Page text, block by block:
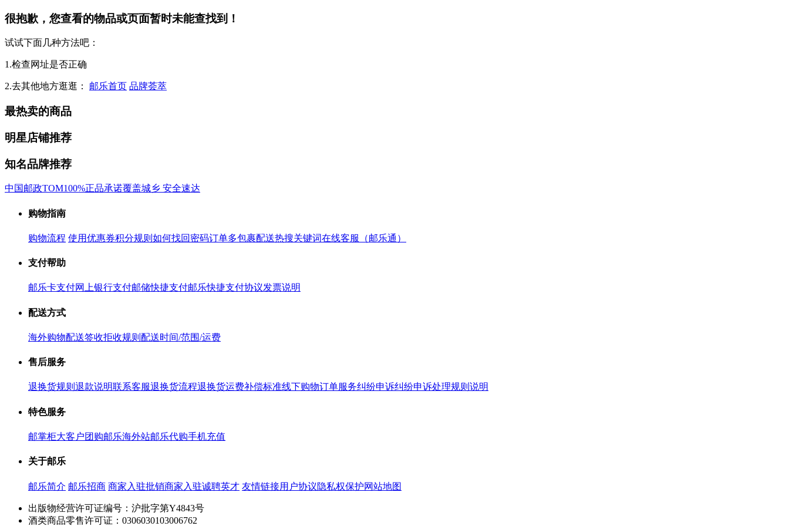
很抱歉，您查看的物品或页面暂时未能查找到！
试试下面几种方法吧：
1.检查网址是否正确
2.去其他地方逛逛： 邮乐首页 品牌荟萃
最热卖的商品
明星店铺推荐
知名品牌推荐
中国邮政TOM100%正品承诺覆盖城乡 安全速达
购物指南
购物流程 使用优惠券积分规则 如何找回密码订单多包裹配送热搜关键词在线客服（邮乐通）
支付帮助
邮乐卡支付网上银行支付邮储快捷支付邮乐快捷支付协议发票说明
配送方式
海外购物配送签收拒收规则 配送时间/范围/运费
售后服务
退换货规则 退款说明联系客服退换货流程退换货运费补偿标准线下购物订单服务纠纷申诉纠纷申诉处理规则说明
特色服务
邮掌柜大客户团购邮乐海外站邮乐代购手机充值
关于邮乐
邮乐简介 邮乐招商 商家入驻批销商家入驻诚聘英才 友情链接用户协议隐私权保护网站地图
出版物经营许可证编号：沪批字第Y4843号
酒类商品零售许可证：0306030103006762